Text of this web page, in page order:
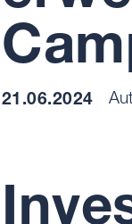
21.06.2024